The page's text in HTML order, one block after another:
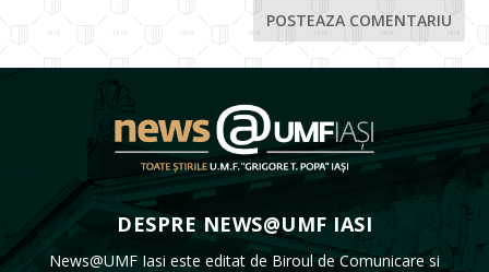
DESPRE NEWS@UMF IASI
News@UMF Iasi este editat de Biroul de Comunicare si